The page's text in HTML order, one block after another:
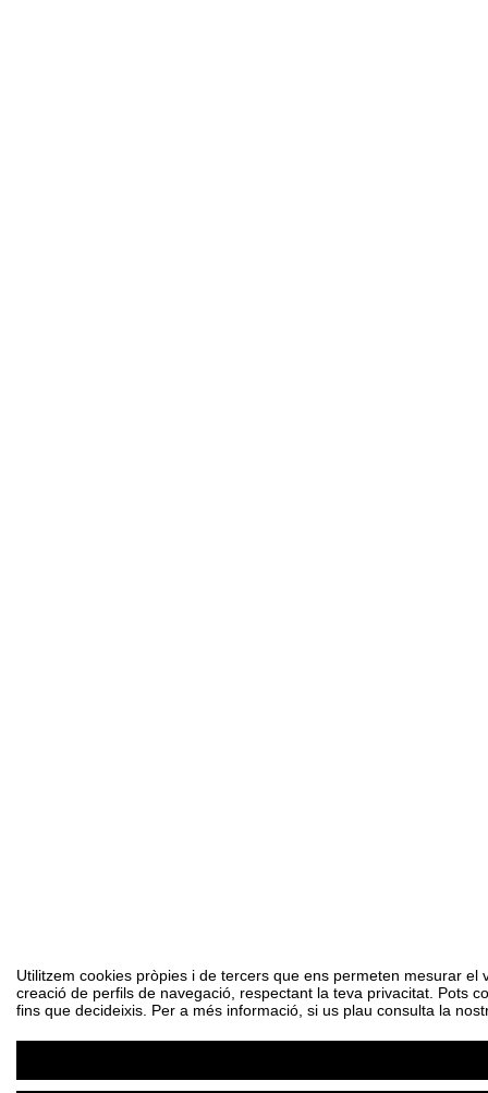
Utilitzem cookies pròpies i de tercers que ens permeten mesurar
creació de perfils de navegació, respectant la teva privacitat. Pots
fins que decideixis. Per a més informació, si us plau consulta la